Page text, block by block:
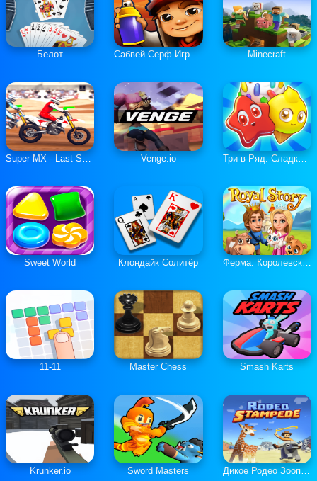
Белот Сабвей Серф Играть Онлайн Minecraft
Super MX - Last Season Venge.io Три в Ряд: Сладкие Загадки
Sweet World Клондайк Солитёр Ферма: Королевская История
11-11 Master Chess Smash Karts
Krunker.io Sword Masters Дикое Родео Зоопарк